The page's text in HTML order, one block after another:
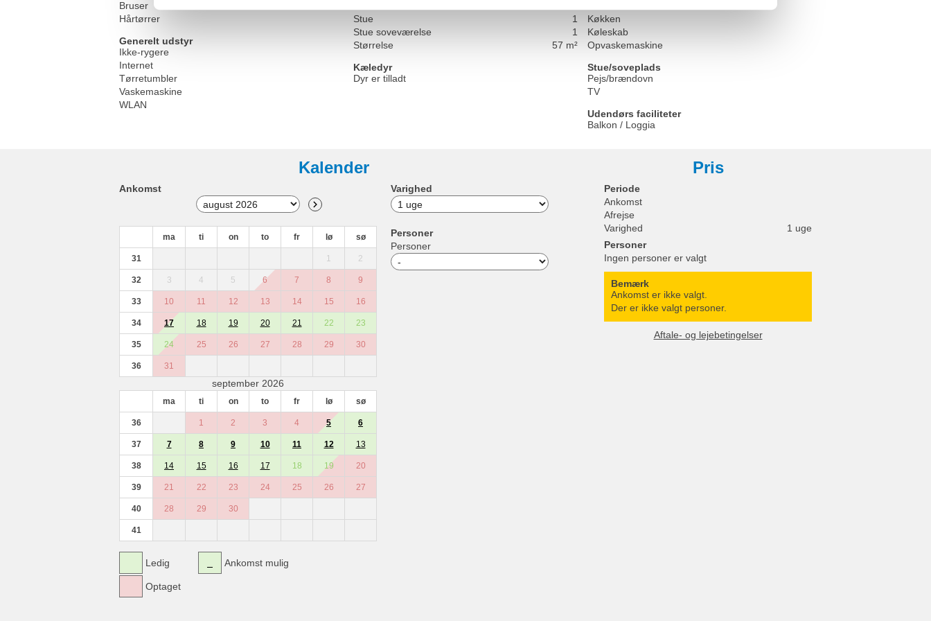
Bruser
Hårtørrer
Generelt udstyr
Ikke-rygere
Internet
Tørretumbler
Vaskemaskine
WLAN
Stue
1
Stue soveværelse
1
Størrelse
57 m²
Kæledyr
Dyr er tilladt
Køkken
Køleskab
Opvaskemaskine
Stue/soveplads
Pejs/brændovn
TV
Udendørs faciliteter
Balkon / Loggia
Kalender
Ankomst
ma ti on to fr lø sø
31 1 2
32 3 4 5 6 7 8 9
33 10 11 12 13 14 15 16
34 17 18 19 20 21 22 23
35 24 25 26 27 28 29 30
36 31
september 2026
ma ti on to fr lø sø
36 1 2 3 4 5 6
37 7 8 9 10 11 12 13
38 14 15 16 17 18 19 20
39 21 22 23 24 25 26 27
40 28 29 30
41
Ledig
Optaget
Ankomst mulig
Varighed
Personer
Personer
Pris
Periode
Ankomst
Afrejse
Varighed
1 uge
Personer
Ingen personer er valgt
Bemærk
Ankomst er ikke valgt.
Der er ikke valgt personer.
Aftale- og lejebetingelser